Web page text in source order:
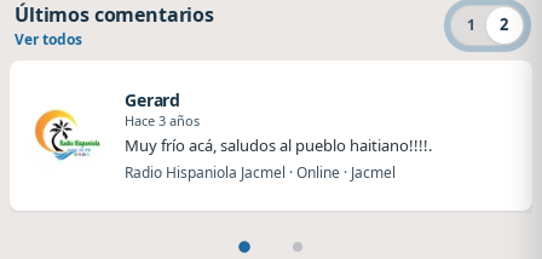
1 2
Últimos comentarios
Ver todos
Gerard
Hace 3 años
Muy frío acá, saludos al pueblo haitiano!!!!.
Radio Hispaniola Jacmel · Online · Jacmel